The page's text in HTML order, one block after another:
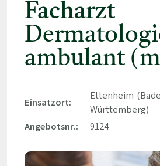
Facharzt
ambulant
Einsatzort:
Ettenheim
Württemberg)
Angebotsnr.:
9124